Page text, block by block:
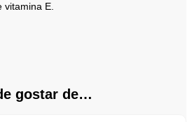
vitamina E.
gostar de…